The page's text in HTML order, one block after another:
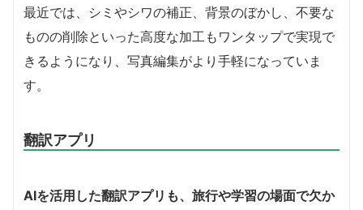
最近では、シミやシワの補正、背景のぼかし、不要な
ものの削除といった高度な加工もワンタップで実現で
きるようになり、写真編集がより手軽になっていま
す。
翻訳アプリ
AIを活用した翻訳アプリも、旅行や学習の場面で欠か